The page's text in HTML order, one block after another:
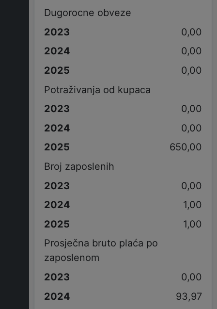
Dugorocne obveze
0,00
0,00
0,00
Potraživanja od kupaca
0,00
0,00
650,00
Broj zaposlenih
0,00
1,00
1,00
Prosječna bruto plaća po
zaposlenom
0,00
93,97